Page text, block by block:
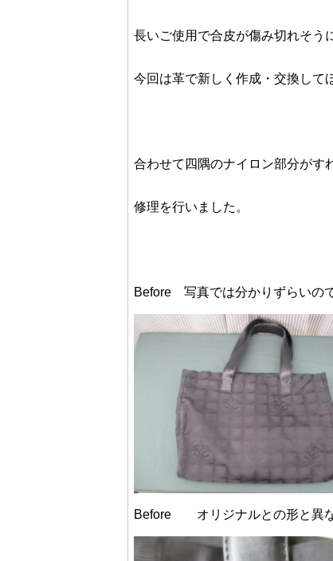
長いご使用で合皮が傷み切れそう
今回は革で新しく作成・交換して
合わせて四隅のナイロン部分がす
修理を行いました。
Before 写真では分かりずらいの
Before オリジナルとの形と異な